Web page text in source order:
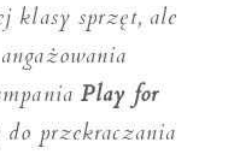
klasy sprzęt, ale
Play for
przekraczania